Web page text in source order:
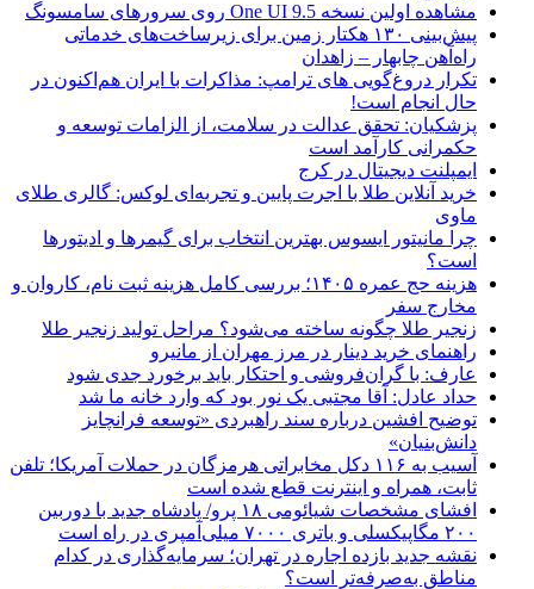
مشاهده اولین نسخه One UI 9.5 روی سرورهای سامسونگ
پیش‌بینی ۱۳۰ هکتار زمین برای زیرساخت‌های خدماتی
راه‌آهن چابهار – زاهدان
تکرار دروغ‌گویی های ترامپ: مذاکرات با ایران هم‌اکنون در
حال انجام است!
پزشکیان: تحقق عدالت در سلامت، از الزامات توسعه و
حکمرانی کارآمد است
ایمپلنت دیجیتال در کرج
خرید آنلاین طلا با اجرت پایین و تجربه‌ای لوکس: گالری طلای
ماوی
چرا مانیتور ایسوس بهترین انتخاب برای گیمرها و ادیتورها
است؟
هزینه حج عمره ۱۴۰۵؛ بررسی کامل هزینه ثبت نام، کاروان و
مخارج سفر
زنجیر طلا چگونه ساخته می‌شود؟ مراحل تولید زنجیر طلا
راهنمای خرید دینار در مرز مهران از مانیرو
عارف: با گران‌فروشی و احتکار باید برخورد جدی شود
حداد عادل: آقا مجتبی یک نور بود که وارد خانه ما شد
توضیح افشین درباره سند راهبردی «توسعه فرانچایز
دانش‌بنیان»
آسیب به ۱۱۶ دکل مخابراتی هرمزگان در حملات آمریکا؛ تلفن
ثابت، همراه و اینترنت ‌قطع شده است
افشای مشخصات شیائومی ۱۸ پرو/ پادشاه جدید با دوربین
۲۰۰ مگاپیکسلی و باتری ۷۰۰۰ میلی‌آمپری در راه است
نقشه جدید بازده اجاره در تهران؛ سرمایه‌گذاری در کدام
مناطق به‌صرفه‌تر است؟